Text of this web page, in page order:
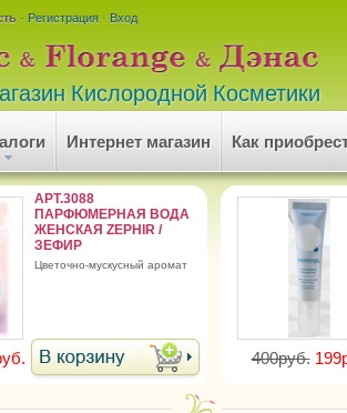
· Регистрация · Вход
Кислородной Косметики
Интернет магазин Как
АРТ.3088
ПАРФЮМЕРНАЯ ВОДА
ЖЕНСКАЯ ZEPHIR /
ЗЕФИР
цветочно-мускусный аромат
400руб.